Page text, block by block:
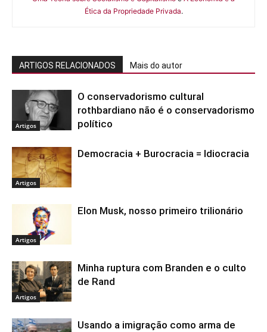
Ética da Propriedade Privada.
ARTIGOS RELACIONADOS Mais do autor
Artigos
O conservadorismo cultural
rothbardiano não é o conservadorismo
político
Artigos
Democracia + Burocracia = Idiocracia
Artigos
Elon Musk, nosso primeiro trilionário
Artigos
Minha ruptura com Branden e o culto
de Rand
Usando a imigração como arma de